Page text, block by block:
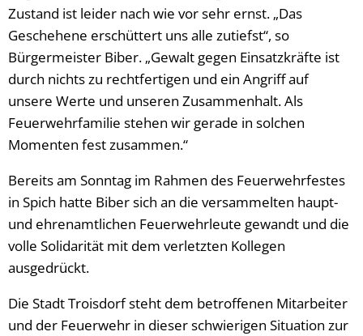
Zustand ist leider nach wie vor sehr ernst. „Das
Geschehene erschüttert uns alle zutiefst“, so
Bürgermeister Biber. „Gewalt gegen Einsatzkräfte ist
durch nichts zu rechtfertigen und ein Angriff auf
unsere Werte und unseren Zusammenhalt. Als
Feuerwehrfamilie stehen wir gerade in solchen
Momenten fest zusammen.“
Bereits am Sonntag im Rahmen des Feuerwehrfestes
in Spich hatte Biber sich an die versammelten haupt-
und ehrenamtlichen Feuerwehrleute gewandt und die
volle Solidarität mit dem verletzten Kollegen
ausgedrückt.
Die Stadt Troisdorf steht dem betroffenen Mitarbeiter
und der Feuerwehr in dieser schwierigen Situation zur